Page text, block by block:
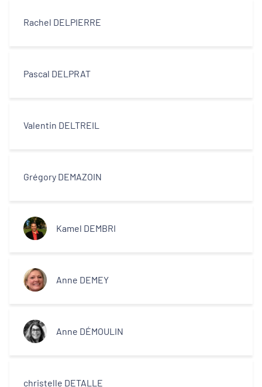
Rachel DELPIERRE
Pascal DELPRAT
Valentin DELTREIL
Grégory DEMAZOIN
Kamel DEMBRI
Anne DEMEY
Anne DÉMOULIN
christelle DETALLE